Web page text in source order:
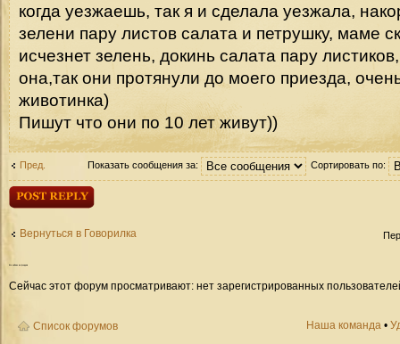
когда уезжаешь, так я и сделала уезжала,
зелени пару листов салата и петрушку, маме
исчезнет зелень, докинь салата пару
она,так они протянули до моего приезда,
животинка)
Пишут что они по 10 лет живут))
Пред. Показать сообщения за: Сортировать по:
Ответить
Вернуться в Говорилка
Сейчас этот форум просматривают: нет зарегистрированных
Список форумов Наша команда •